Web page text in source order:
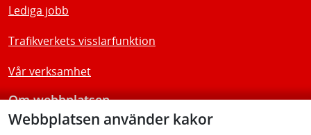
Webbplatsen använder kakor
Lediga jobb
Trafikverkets visslarfunktion
Vår verksamhet
Om webbplatsen
Tillgänglighetsredogörelse